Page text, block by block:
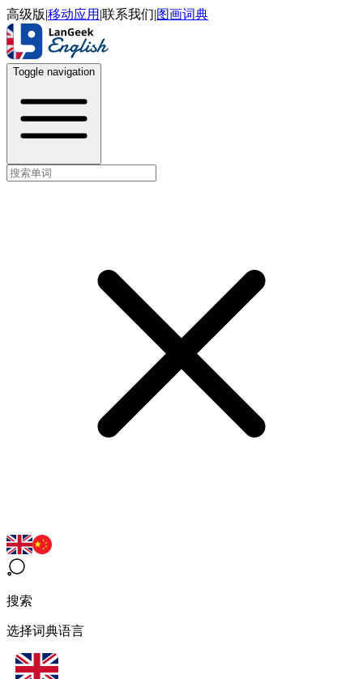
高级版|移动应用 |联系我们|图画词典
Toggle navigation
搜索
选择词典语言